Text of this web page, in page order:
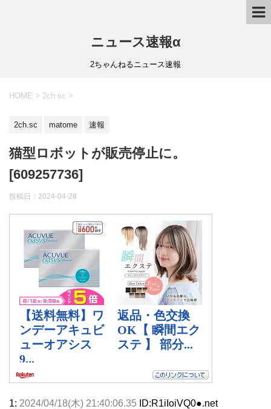
ニュース速報α
2ちゃんねるニュース速報
HOME > 2ch.sc >
2ch.sc matome 速報
猫型ロボットが販売停止に。
[609257736]
投稿日： 2024-04-28
1: 2024/04/18(木) 21:40:06.35
ID:R1iIoiVQ0●.net